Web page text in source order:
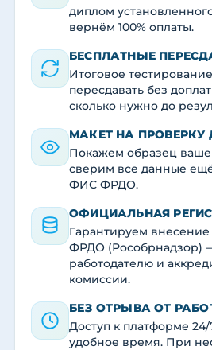
диплом
вернём 100% оплаты.
БЕСПЛАТНЫЕ
Итоговое
пересдавать без
сколько нужно до
МАКЕТ НА
Покажем образец
сверим все данные
ФИС ФРДО.
ОФИЦИАЛЬНАЯ
Гарантируем
ФРДО (Рособрнадзор)
работодателю и
комиссии.
БЕЗ ОТРЫВА ОТ
Доступ к платформе 24/
удобное время. При